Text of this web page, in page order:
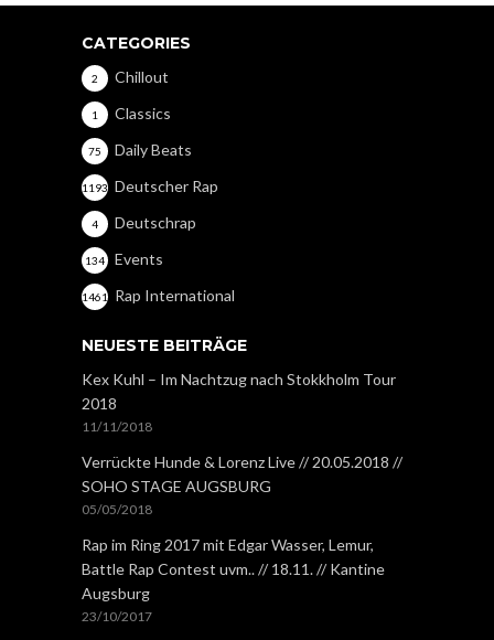
CATEGORIES
Chillout
2
Classics
1
Daily Beats
75
Deutscher Rap
1193
Deutschrap
4
Events
134
Rap International
1461
NEUESTE BEITRÄGE
Kex Kuhl – Im Nachtzug nach Stokkholm Tour
2018
11/11/2018
Verrückte Hunde & Lorenz Live // 20.05.2018 //
SOHO STAGE AUGSBURG
05/05/2018
Rap im Ring 2017 mit Edgar Wasser, Lemur,
Battle Rap Contest uvm.. // 18.11. // Kantine
Augsburg
23/10/2017